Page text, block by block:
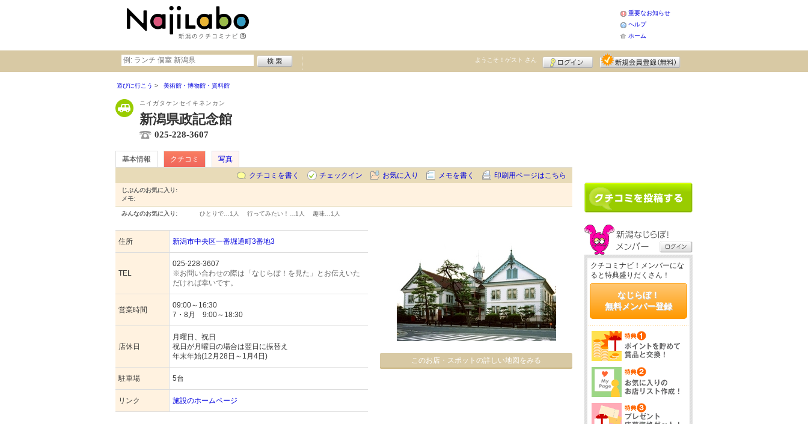
重要なお知らせ
ヘルプ
ホーム
ようこそ！ ゲスト さん
遊びに行こう 美術館・博物館・資料館
ニイガタケンセイキネンカン
新潟県政記念館
025-228-3607
基本情報 クチコミ
写真
クチコミを書く
チェックイン お気に入り メモを書く 印刷用ページはこちら
じぶんのお気に入り:
メモ:
みんなのお気に入り: ひとりで… 1人 行ってみたい！… 1人 趣味… 1人
住所 新潟市中央区一番堀通町3番地3
TEL
025-228-3607
※お問い合わせの際は「なじらぼ！を見た」とお伝えいた
だければ幸いです。
営業時間
09:00～16:30
7・8月 9:00～18:30
店休日
月曜日、祝日
祝日が月曜日の場合は翌日に振替え
年末年始(12月28日～1月4日)
駐車場 5台
リンク 施設のホームページ
このお店・スポットの詳しい地図をみる
クチコミナビ！メンバーにな
ると特典盛りだくさん！
なじらぼ！
無料メンバー登録